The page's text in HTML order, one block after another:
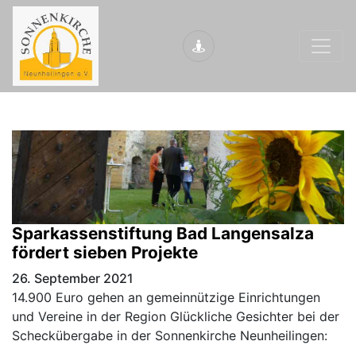
Sparkassenstiftung Bad Langensalza
fördert sieben Projekte
26. September 2021
14.900 Euro gehen an gemeinnützige Einrichtungen
und Vereine in der Region Glückliche Gesichter bei der
Scheckübergabe in der Sonnenkirche Neunheilingen: